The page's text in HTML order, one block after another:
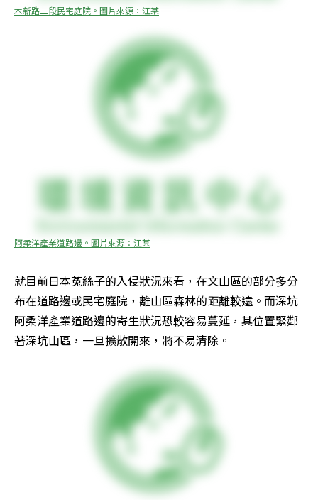
木新路二段民宅庭院。圖片來源：江某
阿柔洋產業道路邊。圖片來源：江某
就目前日本菟絲子的入侵狀況來看，在文山區的部分多分
布在道路邊或民宅庭院，離山區森林的距離較遠。而深坑
阿柔洋產業道路邊的寄生狀況恐較容易蔓延，其位置緊鄰
著深坑山區，一旦擴散開來，將不易清除。